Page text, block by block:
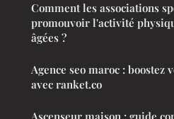
Comment les associations
promouvoir l'activité
âgées ?
Agence seo maroc :
avec ranket.co